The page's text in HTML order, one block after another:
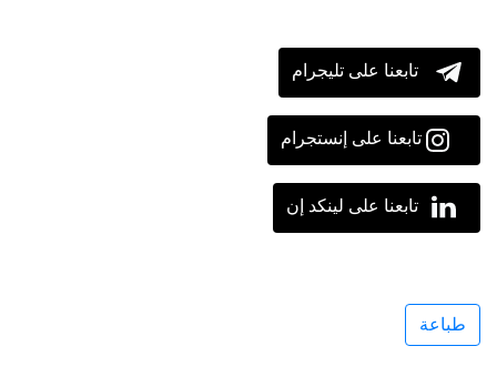
تابعنا على تليجرام
تابعنا على إنستجرام
تابعنا على لينكد إن
طباعة